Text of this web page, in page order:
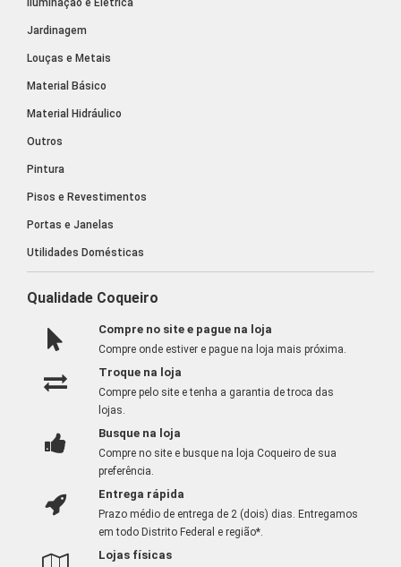
Jardinagem
Louças e Metais
Material Básico
Material Hidráulico
Outros
Pintura
Pisos e Revestimentos
Portas e Janelas
Utilidades Domésticas
Qualidade Coqueiro
Compre no site e pague na loja
Compre onde estiver e pague na loja mais próxima.
Troque na loja
Compre pelo site e tenha a garantia de troca das
lojas.
Busque na loja
Compre no site e busque na loja Coqueiro de sua
preferência.
Entrega rápida
Prazo médio de entrega de 2 (dois) dias. Entregamos
em todo Distrito Federal e região*.
Lojas físicas